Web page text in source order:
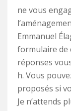
ne vous
Emmanuel
formulaire de
réponses
h. Vous
proposés si
Je n’attends